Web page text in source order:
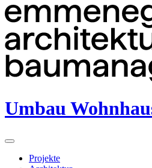
Umbau
Projekte